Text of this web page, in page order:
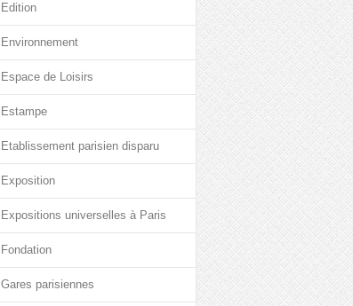
Edition
Environnement
Espace de Loisirs
Estampe
Etablissement parisien disparu
Exposition
Expositions universelles à Paris
Fondation
Gares parisiennes